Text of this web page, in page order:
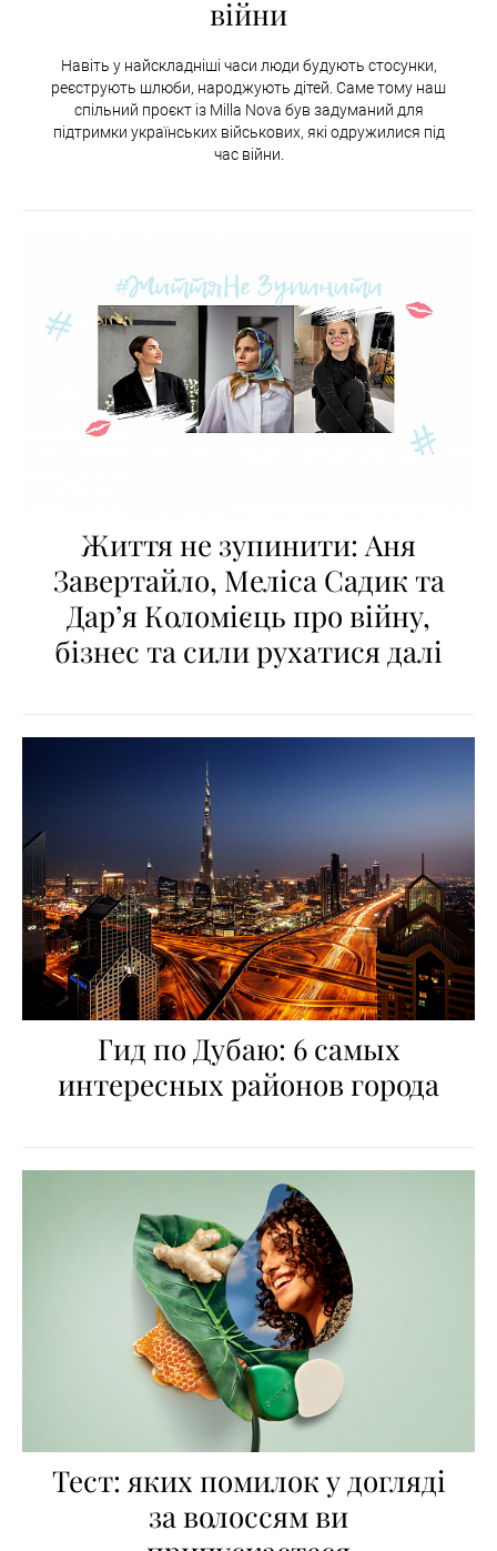
війни
Навіть у найскладніші часи люди будують стосунки,
реєструють шлюби, народжують дітей. Саме тому наш
спільний проєкт із Milla Nova був задуманий для
підтримки українських військових, які одружилися під
час війни.
Життя не зупинити: Аня
Завертайло, Меліса Садик та
Дар’я Коломієць про війну,
бізнес та сили рухатися далі
Гид по Дубаю: 6 самых
интересных районов города
Тест: яких помилок у догляді
за волоссям ви